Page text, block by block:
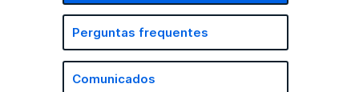
Perguntas frequentes
Comunicados